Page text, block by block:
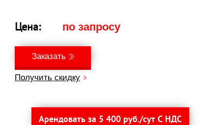
Цена: по запросу
Заказать
Получить скидку
Арендовать за 5 400 руб./сут С НДС